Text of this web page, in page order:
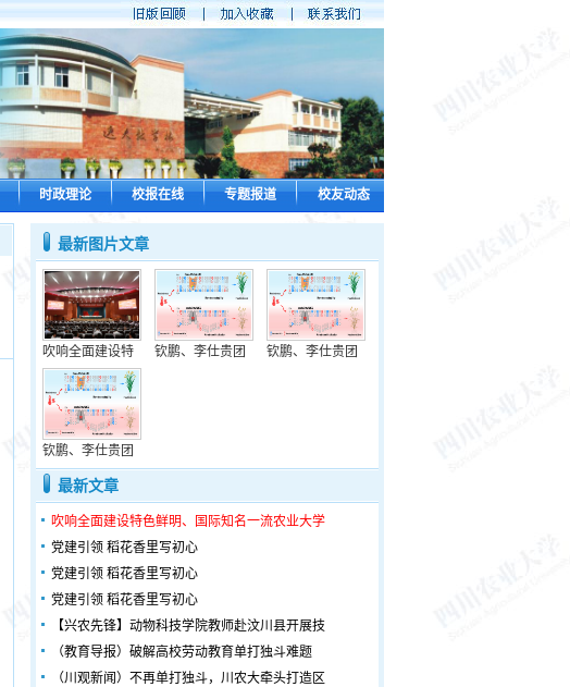
时政理论 校报在线 专题报道 校友动态
最新图片文章
吹响全面建设特 钦鹏、李仕贵团 钦鹏、李仕贵团
钦鹏、李仕贵团
最新文章
吹响全面建设特色鲜明、国际知名一流农业大学
党建引领 稻花香里写初心
党建引领 稻花香里写初心
党建引领 稻花香里写初心
【兴农先锋】动物科技学院教师赴汶川县开展技
（教育导报）破解高校劳动教育单打独斗难题
（川观新闻）不再单打独斗，川农大牵头打造区